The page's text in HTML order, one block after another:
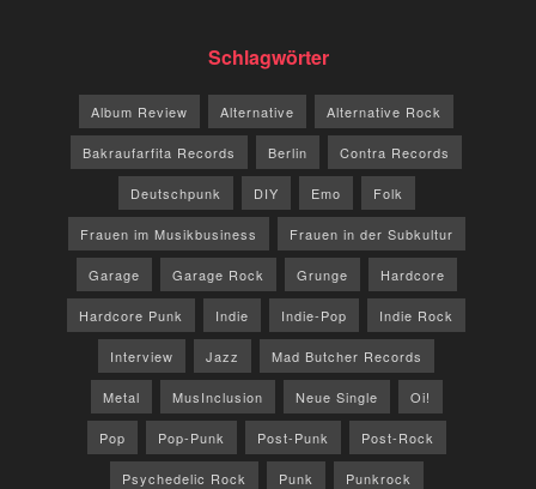
Schlagwörter
Album Review Alternative Alternative Rock
Bakraufarfita Records Berlin Contra Records
Deutschpunk DIY Emo Folk
Frauen im Musikbusiness Frauen in der Subkultur
Garage Garage Rock Grunge Hardcore
Hardcore Punk Indie Indie-Pop Indie Rock
Interview Jazz Mad Butcher Records
Metal MusInclusion Neue Single Oi!
Pop Pop-Punk Post-Punk Post-Rock
Psychedelic Rock Punk Punkrock